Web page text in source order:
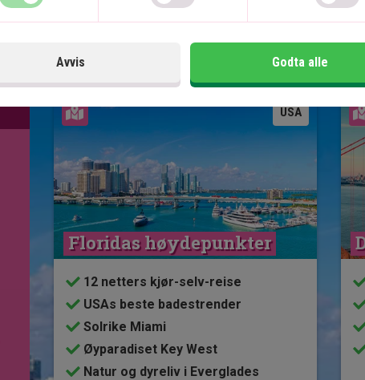
USA
Se kart
Floridas høydepunkter
12 netters kjør-selv-reise
USAs beste badestrender
Solrike Miami
Øyparadiset Key West
Natur og dyreliv i Everglades
Avvis Godta alle